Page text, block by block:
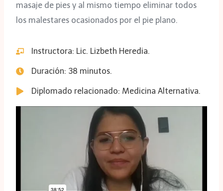
masaje de pies y al mismo tiempo eliminar todos
los malestares ocasionados por el pie plano.
Instructora: Lic. Lizbeth Heredia.
Duración: 38 minutos.
Diplomado relacionado: Medicina Alternativa.